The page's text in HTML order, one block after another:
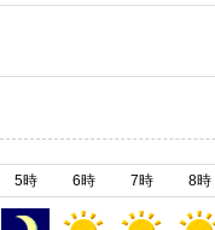
5時 6時 7時 8時